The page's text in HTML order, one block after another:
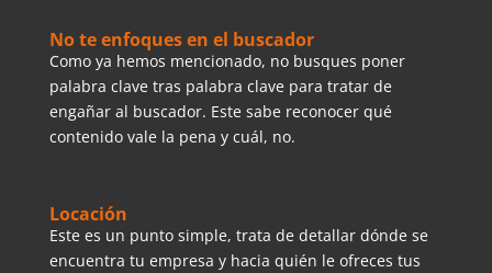
No te enfoques en el buscador
Como ya hemos mencionado, no busques poner
palabra clave tras palabra clave para tratar de
engañar al buscador. Este sabe reconocer qué
contenido vale la pena y cuál, no.
Locación
Este es un punto simple, trata de detallar dónde se
encuentra tu empresa y hacia quién le ofreces tus